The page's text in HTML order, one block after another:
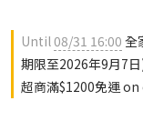
Until08/31 16:00 全
期限至2026年9月7
超商滿$1200免運